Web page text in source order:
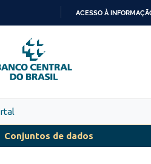
PARA
O
CONTEÚDO
ACESSO À
Conjuntos de dados